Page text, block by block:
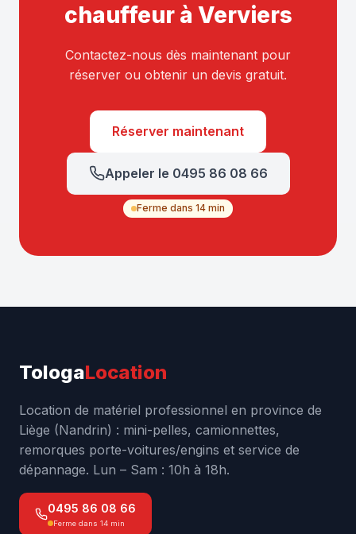
chauffeur à Verviers
Contactez-nous dès maintenant pour
réserver ou obtenir un devis gratuit.
Réserver maintenant
Appeler le 0495 86 08 66
Ferme dans 14 min
TologaLocation
Location de matériel professionnel en province de
Liège (Nandrin) : mini-pelles, camionnettes,
remorques porte-voitures/engins et service de
dépannage. Lun – Sam : 10h à 18h.
0495 86 08 66
Ferme dans 14 min